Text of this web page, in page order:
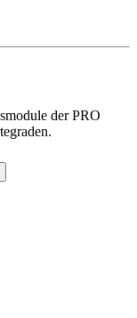
der PRO